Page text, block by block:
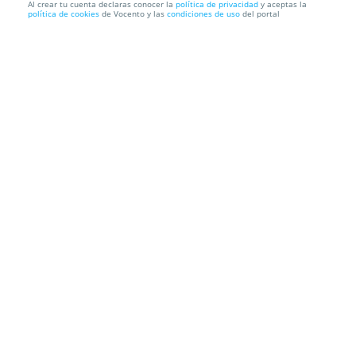
Un mes de clases de salsa y bachata en Santander
Al crear tu cuenta declaras conocer la política de privacidad y aceptas la
política de cookies de Vocento y las condiciones de uso del portal